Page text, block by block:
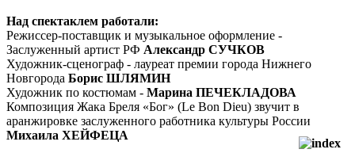
Над спектаклем работали:
Режиссер-поставщик и музыкальное оформление -
Заслуженный артист РФ Александр СУЧКОВ
Художник-сценограф - лауреат премии города Нижнего
Новгорода Борис ШЛЯМИН
Художник по костюмам - Марина ПЕЧЕКЛАДОВА
Композиция Жака Бреля «Бог» (Le Bon Dieu) звучит в
аранжировке заслуженного работника культуры России
Михаила ХЕЙФЕЦА